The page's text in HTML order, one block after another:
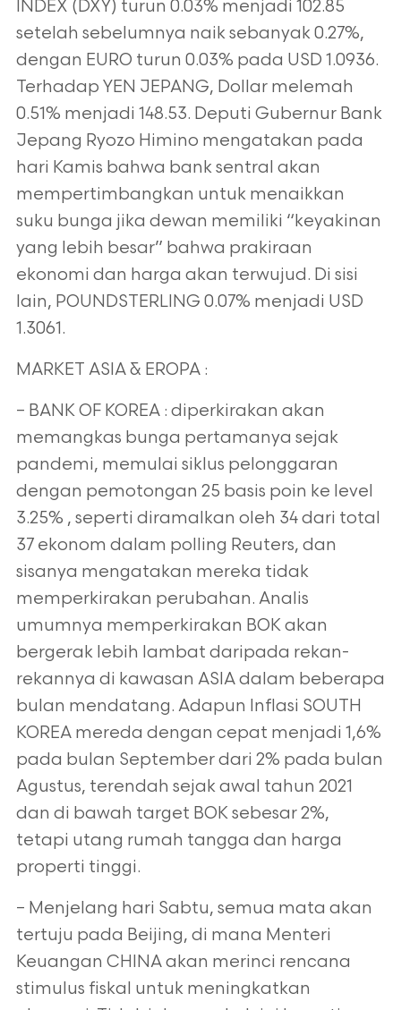
INDEX (DXY) turun 0.03% menjadi 102.85
setelah sebelumnya naik sebanyak 0.27%,
dengan EURO turun 0.03% pada USD 1.0936.
Terhadap YEN JEPANG, Dollar melemah
0.51% menjadi 148.53. Deputi Gubernur Bank
Jepang Ryozo Himino mengatakan pada
hari Kamis bahwa bank sentral akan
mempertimbangkan untuk menaikkan
suku bunga jika dewan memiliki “keyakinan
yang lebih besar” bahwa prakiraan
ekonomi dan harga akan terwujud. Di sisi
lain, POUNDSTERLING 0.07% menjadi USD
1.3061.
MARKET ASIA & EROPA :
– BANK OF KOREA : diperkirakan akan
memangkas bunga pertamanya sejak
pandemi, memulai siklus pelonggaran
dengan pemotongan 25 basis poin ke level
3.25% , seperti diramalkan oleh 34 dari total
37 ekonom dalam polling Reuters, dan
sisanya mengatakan mereka tidak
memperkirakan perubahan. Analis
umumnya memperkirakan BOK akan
bergerak lebih lambat daripada rekan-
rekannya di kawasan ASIA dalam beberapa
bulan mendatang. Adapun Inflasi SOUTH
KOREA mereda dengan cepat menjadi 1,6%
pada bulan September dari 2% pada bulan
Agustus, terendah sejak awal tahun 2021
dan di bawah target BOK sebesar 2%,
tetapi utang rumah tangga dan harga
properti tinggi.
– Menjelang hari Sabtu, semua mata akan
tertuju pada Beijing, di mana Menteri
Keuangan CHINA akan merinci rencana
stimulus fiskal untuk meningkatkan